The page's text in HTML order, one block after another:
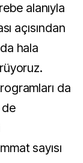
alanıyla
açısından
hala
da
sayısı